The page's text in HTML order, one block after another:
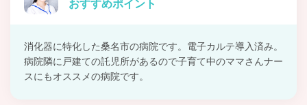
おすすめポイント
消化器に特化した桑名市の病院です。電子カルテ導入済み。
病院隣に戸建ての託児所があるので子育て中のママさんナー
スにもオススメの病院です。